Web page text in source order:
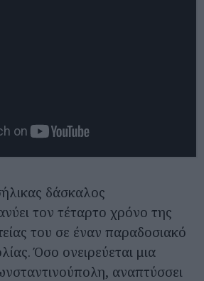
δάσκαλος
τον τέταρτο χρόνο της
του σε έναν παραδοσιακό
Όσο ονειρεύεται μια
αναπτύσσει